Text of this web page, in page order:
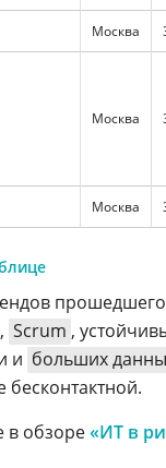
Москва
Москва
Москва
, Scrum ,
и больших
бесконтактной.
в обзоре«ИТ в